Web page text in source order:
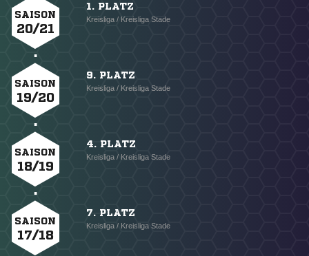
SAISON
20/21
1. PLATZ
Kreisliga / Kreisliga Stade
SAISON
19/20
9. PLATZ
Kreisliga / Kreisliga Stade
SAISON
18/19
4. PLATZ
Kreisliga / Kreisliga Stade
SAISON
17/18
7. PLATZ
Kreisliga / Kreisliga Stade